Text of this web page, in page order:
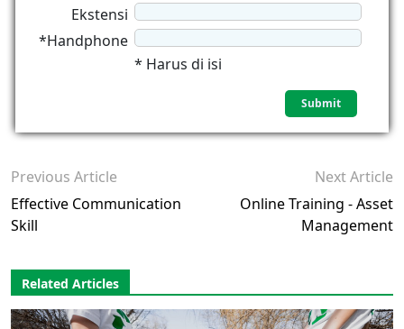
Ekstensi
*Handphone
* Harus di isi
Previous Article
Effective Communication
Skill
Next Article
Online Training - Asset
Management
Related Articles